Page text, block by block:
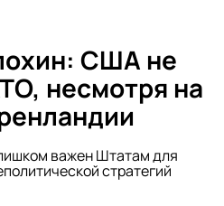
США не
несмотря на
важен Штатам для
стратегий